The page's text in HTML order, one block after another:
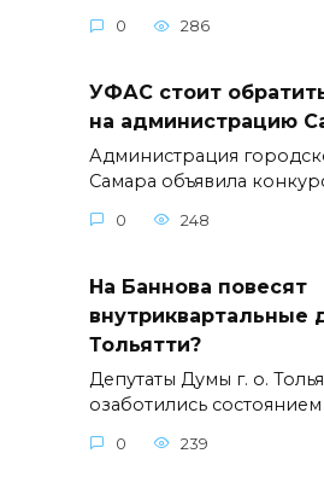
0 286
УФАС стоит
на администрацию
Администрация
Самара объявила
0 248
На Баннова повесят
внутриквартальные
Тольятти?
Депутаты Думы г. о.
озаботились состоянием
0 239